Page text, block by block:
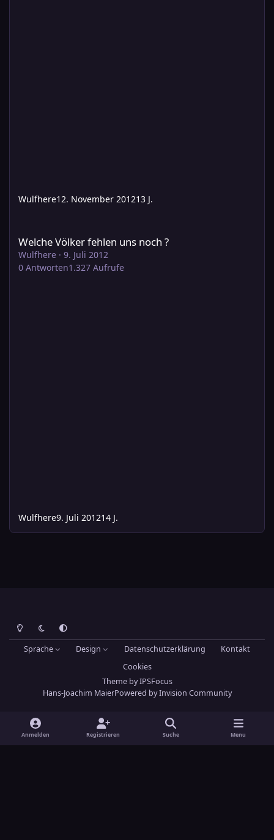
Wulfhere12. November 201213 J.
Welche Völker fehlen uns noch ?
Wulfhere · 9. Juli 2012
0 Antworten1.327 Aufrufe
Wulfhere9. Juli 201214 J.
Heller ModusDunkler ModusSystemeinstellung
Sprache Design Datenschutzerklärung
Kontakt
Cookies
ThemebyIPSFocus
Hans-Joachim MaierPowered byInvision Community
Anmelden Registrieren Suche Menu